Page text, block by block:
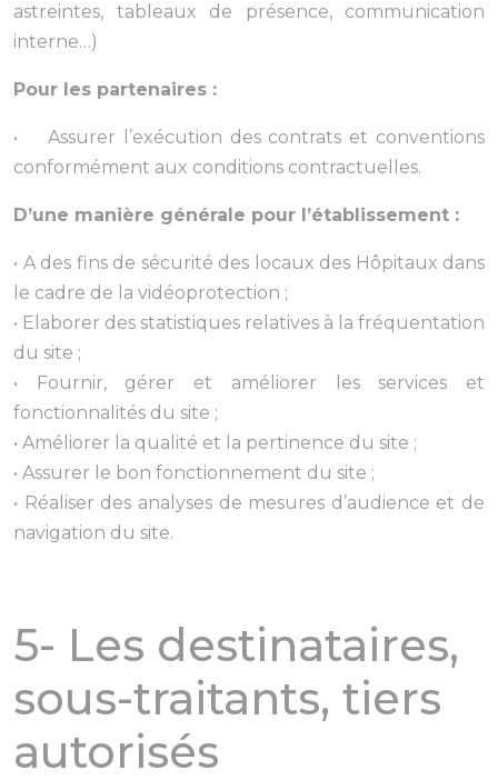
astreintes, tableaux de présence, communication
interne…)
Pour les partenaires :
• Assurer l’exécution des contrats et conventions
conformément aux conditions contractuelles.
D’une manière générale pour l’établissement :
• A des fins de sécurité des locaux des Hôpitaux dans
le cadre de la vidéoprotection ;
• Elaborer des statistiques relatives à la fréquentation
du site ;
• Fournir, gérer et améliorer les services et
fonctionnalités du site ;
• Améliorer la qualité et la pertinence du site ;
• Assurer le bon fonctionnement du site ;
• Réaliser des analyses de mesures d’audience et de
navigation du site.
5- Les destinataires,
sous-traitants, tiers
autorisés